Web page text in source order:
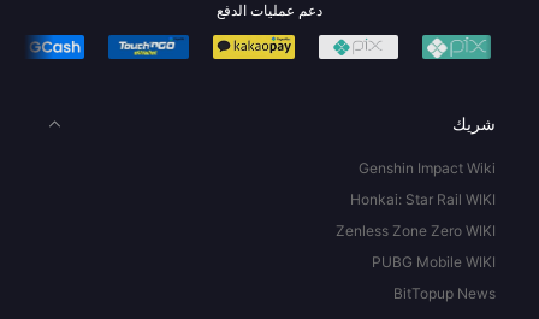
دعم عمليات الدفع
شريك
Genshin Impact Wiki
Honkai: Star Rail WIKI
Zenless Zone Zero WIKI
PUBG Mobile WIKI
BitTopup News